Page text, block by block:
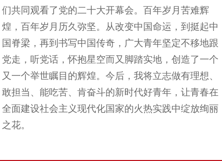
们共同观看了党的二十大开幕会。百年岁月苦难辉
煌，百年岁月历久弥坚。从改变中国命运，到挺起中
国脊梁，再到书写中国传奇，广大青年坚定不移地跟
党走，听党话，怀抱星空而又脚踏实地，创造了一个
又一个举世瞩目的辉煌。今后，我将立志做有理想、
敢担当、能吃苦、肯奋斗的新时代好青年，让青春在
全面建设社会主义现代化国家的火热实践中绽放绚丽
之花。